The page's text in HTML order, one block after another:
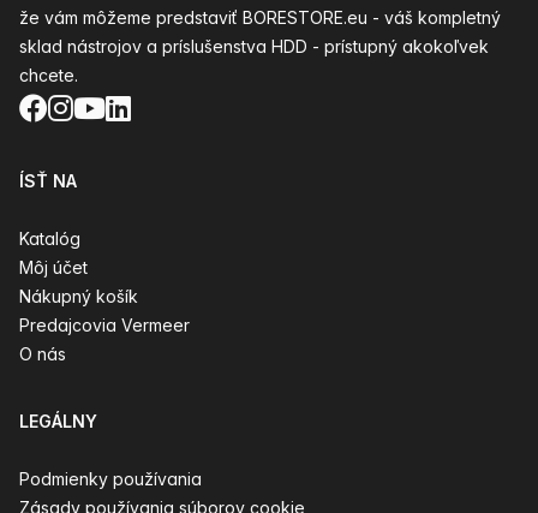
že vám môžeme predstaviť BORESTORE.eu - váš kompletný
sklad nástrojov a príslušenstva HDD - prístupný akokoľvek
chcete.
Facebook
Instagram
YouTube
LinkedIn
ÍSŤ NA
Katalóg
Môj účet
Nákupný košík
Predajcovia Vermeer
O nás
LEGÁLNY
Podmienky používania
Zásady používania súborov cookie